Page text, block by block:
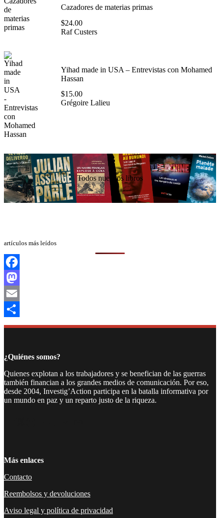
Cazadores de materias primas
$24.00
Raf Custers
Yihad made in USA – Entrevistas con Mohamed
Hassan
$15.00
Grégoire Lalieu
Todos nuestros libros
artículos más leídos
Facebook
Mastodon
Email
Compartir
¿Quiénes somos?
Quienes explotan a los trabajadores y se benefician de las guerras
también financian a los grandes medios de comunicación. Por eso,
desde 2004, Investig’Action participa en la batalla informativa por
un mundo en paz y un reparto justo de la riqueza.
Más enlaces
Contacto
Reembolsos y devoluciones
Aviso legal y política de privacidad